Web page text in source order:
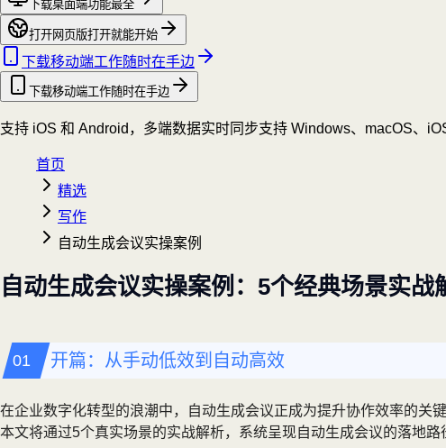
下载桌面端功能最全
打开网页版打开就能开始
下载移动端工作随时在手边
下载移动端工作随时在手边
支持 iOS 和 Android，多端数据实时同步支持 Windows、macOS、
首页
精选
写作
自动生成会议实操案例
自动生成会议实操案例：5个经典场景实战
开篇：从手动低效到自动高效
在企业数字化转型的浪潮中，自动生成会议正成为提升协作效率的关
本文将通过5个真实场景的实战解析，系统呈现自动生成会议的落地路